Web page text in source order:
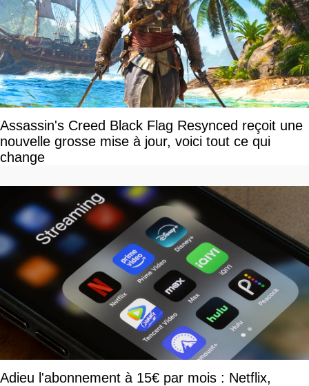
Assassin's Creed Black Flag Resynced reçoit une
nouvelle grosse mise à jour, voici tout ce qui
change
Adieu l'abonnement à 15€ par mois : Netflix,